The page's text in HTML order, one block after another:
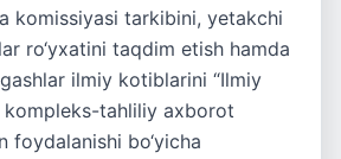
komissiyasi tarkibini, yetakchi
ro‘yxatini taqdim etish hamda
ilmiy kotiblarini “Ilmiy
kompleks-tahliliy axborot
foydalanishi bo‘yicha